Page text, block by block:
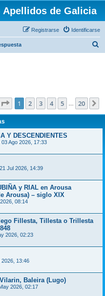
Apellidos de Galicia
Identificarse
Registrarse
Página de 20
1 2 3 4 5 20
Y DESCENDIENTES
03 Ago 2026, 17:33
21 Jul 2026, 14:39
y RIAL en Arousa
Arousa) – siglo XIX
08:14
Fillesta, Tillesta o Trillesta
2026, 02:23
2026, 13:46
Baleira (Lugo)
2026, 02:17